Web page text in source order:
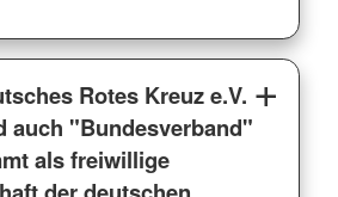
Rotes Kreuz e.V.
auch "Bundesverband"
als freiwillige